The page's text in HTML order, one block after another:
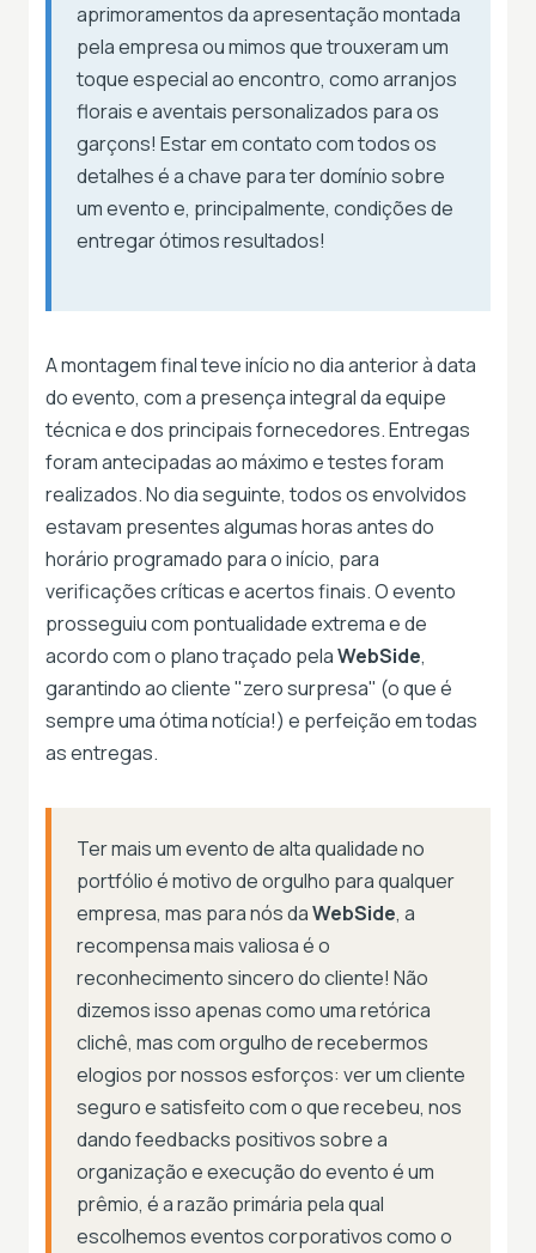
aprimoramentos da apresentação montada
pela empresa ou mimos que trouxeram um
toque especial ao encontro, como arranjos
florais e aventais personalizados para os
garçons! Estar em contato com todos os
detalhes é a chave para ter domínio sobre
um evento e, principalmente, condições de
entregar ótimos resultados!
A montagem final teve início no dia anterior à data
do evento, com a presença integral da equipe
técnica e dos principais fornecedores. Entregas
foram antecipadas ao máximo e testes foram
realizados. No dia seguinte, todos os envolvidos
estavam presentes algumas horas antes do
horário programado para o início, para
verificações críticas e acertos finais. O evento
prosseguiu com pontualidade extrema e de
acordo com o plano traçado pelaWebSide,
garantindo ao cliente "zero surpresa" (o que é
sempre uma ótima notícia!) e perfeição em todas
as entregas.
Ter mais um evento de alta qualidade no
portfólio é motivo de orgulho para qualquer
empresa, mas para nós daWebSide, a
recompensa mais valiosa é o
reconhecimento sincero do cliente! Não
dizemos isso apenas como uma retórica
clichê, mas com orgulho de recebermos
elogios por nossos esforços: ver um cliente
seguro e satisfeito com o que recebeu, nos
dando feedbacks positivos sobre a
organização e execução do evento é um
prêmio, é a razão primária pela qual
escolhemos eventos corporativos como o